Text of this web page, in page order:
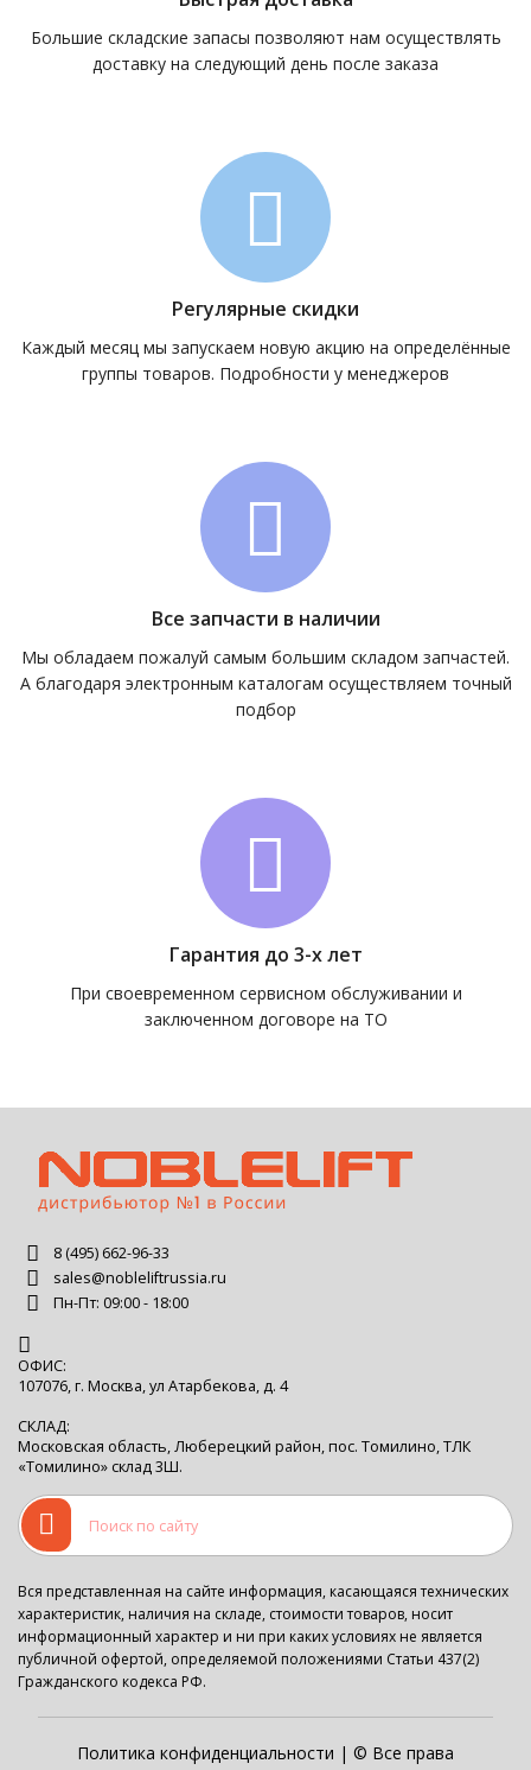
Большие складские запасы позволяют нам осуществлять
доставку на следующий день после заказа
Регулярные скидки
Каждый месяц мы запускаем новую акцию на определённые
группы товаров. Подробности у менеджеров
Все запчасти в наличии
Мы обладаем пожалуй самым большим складом запчастей.
А благодаря электронным каталогам осуществляем точный
подбор
Гарантия до 3-х лет
При своевременном сервисном обслуживании и
заключенном договоре на ТО
8 (495) 662-96-33
sales@nobleliftrussia.ru
Пн-Пт: 09:00 - 18:00
ОФИС:
107076, г. Москва, ул Атарбекова, д. 4
СКЛАД:
Московская область, Люберецкий район, пос. Томилино, ТЛК
«Томилино» склад 3Ш.
Вся представленная на сайте информация, касающаяся технических
характеристик, наличия на складе, стоимости товаров, носит
информационный характер и ни при каких условиях не является
публичной офертой, определяемой положениями Статьи 437(2)
Гражданского кодекса РФ.
Политика конфиденциальности | © Все права